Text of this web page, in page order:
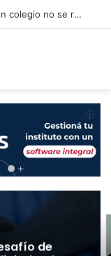
Alerta en la educación infantil española: las patronales advierten que la reducción drástica de ratios sin financiación aboca al colapso del sector de 0 a 3 años
de